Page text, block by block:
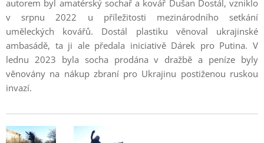
autorem byl amatérský sochař a kovář Dušan Dostál, vzniklo
v srpnu 2022 u příležitosti mezinárodního setkání
uměleckých kovářů. Dostál plastiku věnoval ukrajinské
ambasádě, ta ji ale předala iniciativě Dárek pro Putina. V
lednu 2023 byla socha prodána v dražbě a peníze byly
věnovány na nákup zbraní pro Ukrajinu postiženou ruskou
invazí.